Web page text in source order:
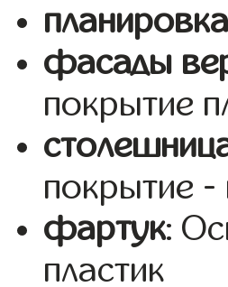
планировка
фасады
покрытие
покрытие -
фартук:
пластик